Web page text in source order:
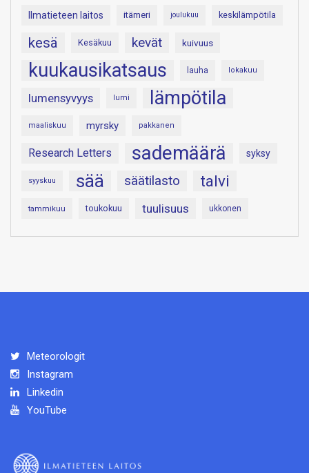
Ilmatieteen laitos itämeri joulukuu keskilämpötila
kesä Kesäkuu kevät kuivuus
kuukausikatsaus lauha lokakuu
lumensyvyys lumi lämpötila
maaliskuu myrsky pakkanen
Research Letters sademäärä syksy
syyskuu sää säätilasto talvi
tammikuu toukokuu tuulisuus ukkonen
Meteorologit
Instagram
Linkedin
YouTube